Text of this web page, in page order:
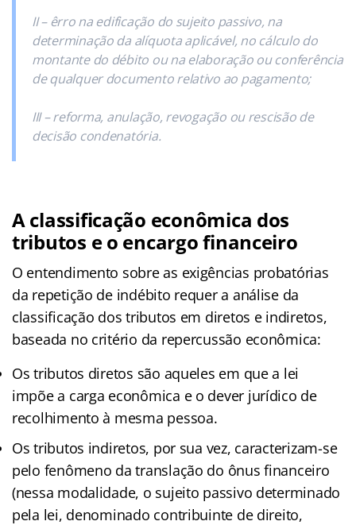
II – êrro na edificação do sujeito passivo, na
determinação da alíquota aplicável, no cálculo do
montante do débito ou na elaboração ou conferência
de qualquer documento relativo ao pagamento;
III – reforma, anulação, revogação ou rescisão de
decisão condenatória.
A classificação econômica dos
tributos e o encargo financeiro
O entendimento sobre as exigências probatórias
da repetição de indébito requer a análise da
classificação dos tributos em diretos e indiretos,
baseada no critério da repercussão econômica:
Os tributos diretos são aqueles em que a lei
impõe a carga econômica e o dever jurídico de
recolhimento à mesma pessoa.
Os tributos indiretos, por sua vez, caracterizam-se
pelo fenômeno da translação do ônus financeiro
(nessa modalidade, o sujeito passivo determinado
pela lei, denominado contribuinte de direito,